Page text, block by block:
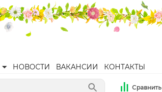
НОВОСТИ ВАКАНСИИ КОНТАКТЫ
Сравнить